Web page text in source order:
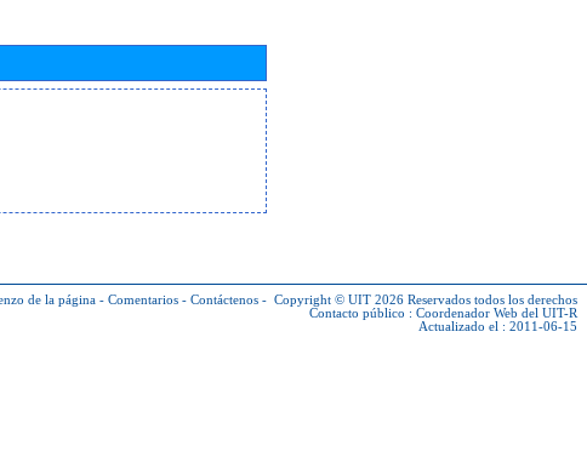
de la página - Comentarios - Contáctenos - Copyright © UIT 2026 Reservados todos los derechos
Contacto público : Coordenador Web del UIT-R
Actualizado el : 2011-06-15